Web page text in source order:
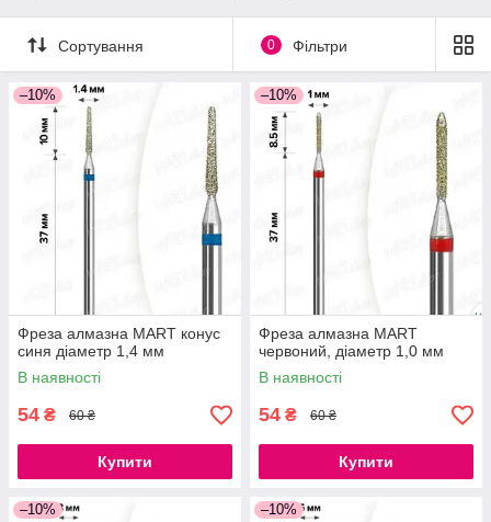
Сортування 0 Фільтри
–10%
Фреза алмазна MART конус
синя діаметр 1,4 мм
В наявності
54 ₴ 60 ₴
Купити
–10%
Фреза алмазна MART
червоний, діаметр 1,0 мм
В наявності
54 ₴ 60 ₴
Купити
–10% –10%